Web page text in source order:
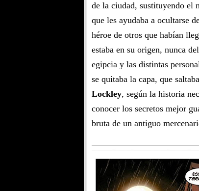
de la ciudad, sustituyendo el
que les ayudaba a ocultarse
héroe de otros que habían
estaba en su origen, nunca
egipcia y las distintas
se quitaba la capa, que
Lockley, según la historia
conocer los secretos mejor
bruta de un antiguo